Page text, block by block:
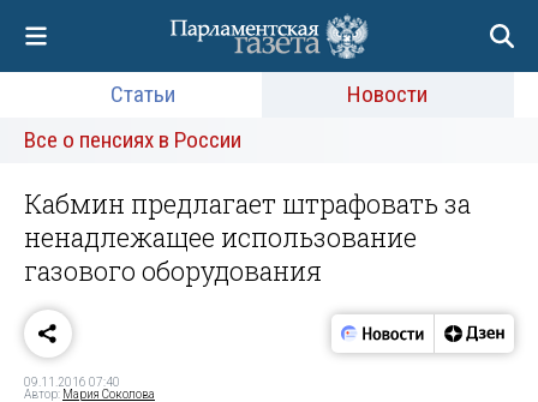
Статьи
Новости
Все о пенсиях в России
Кабмин предлагает штрафовать за
ненадлежащее использование
газового оборудования
09.11.2016 07:40
Автор: Мария Соколова